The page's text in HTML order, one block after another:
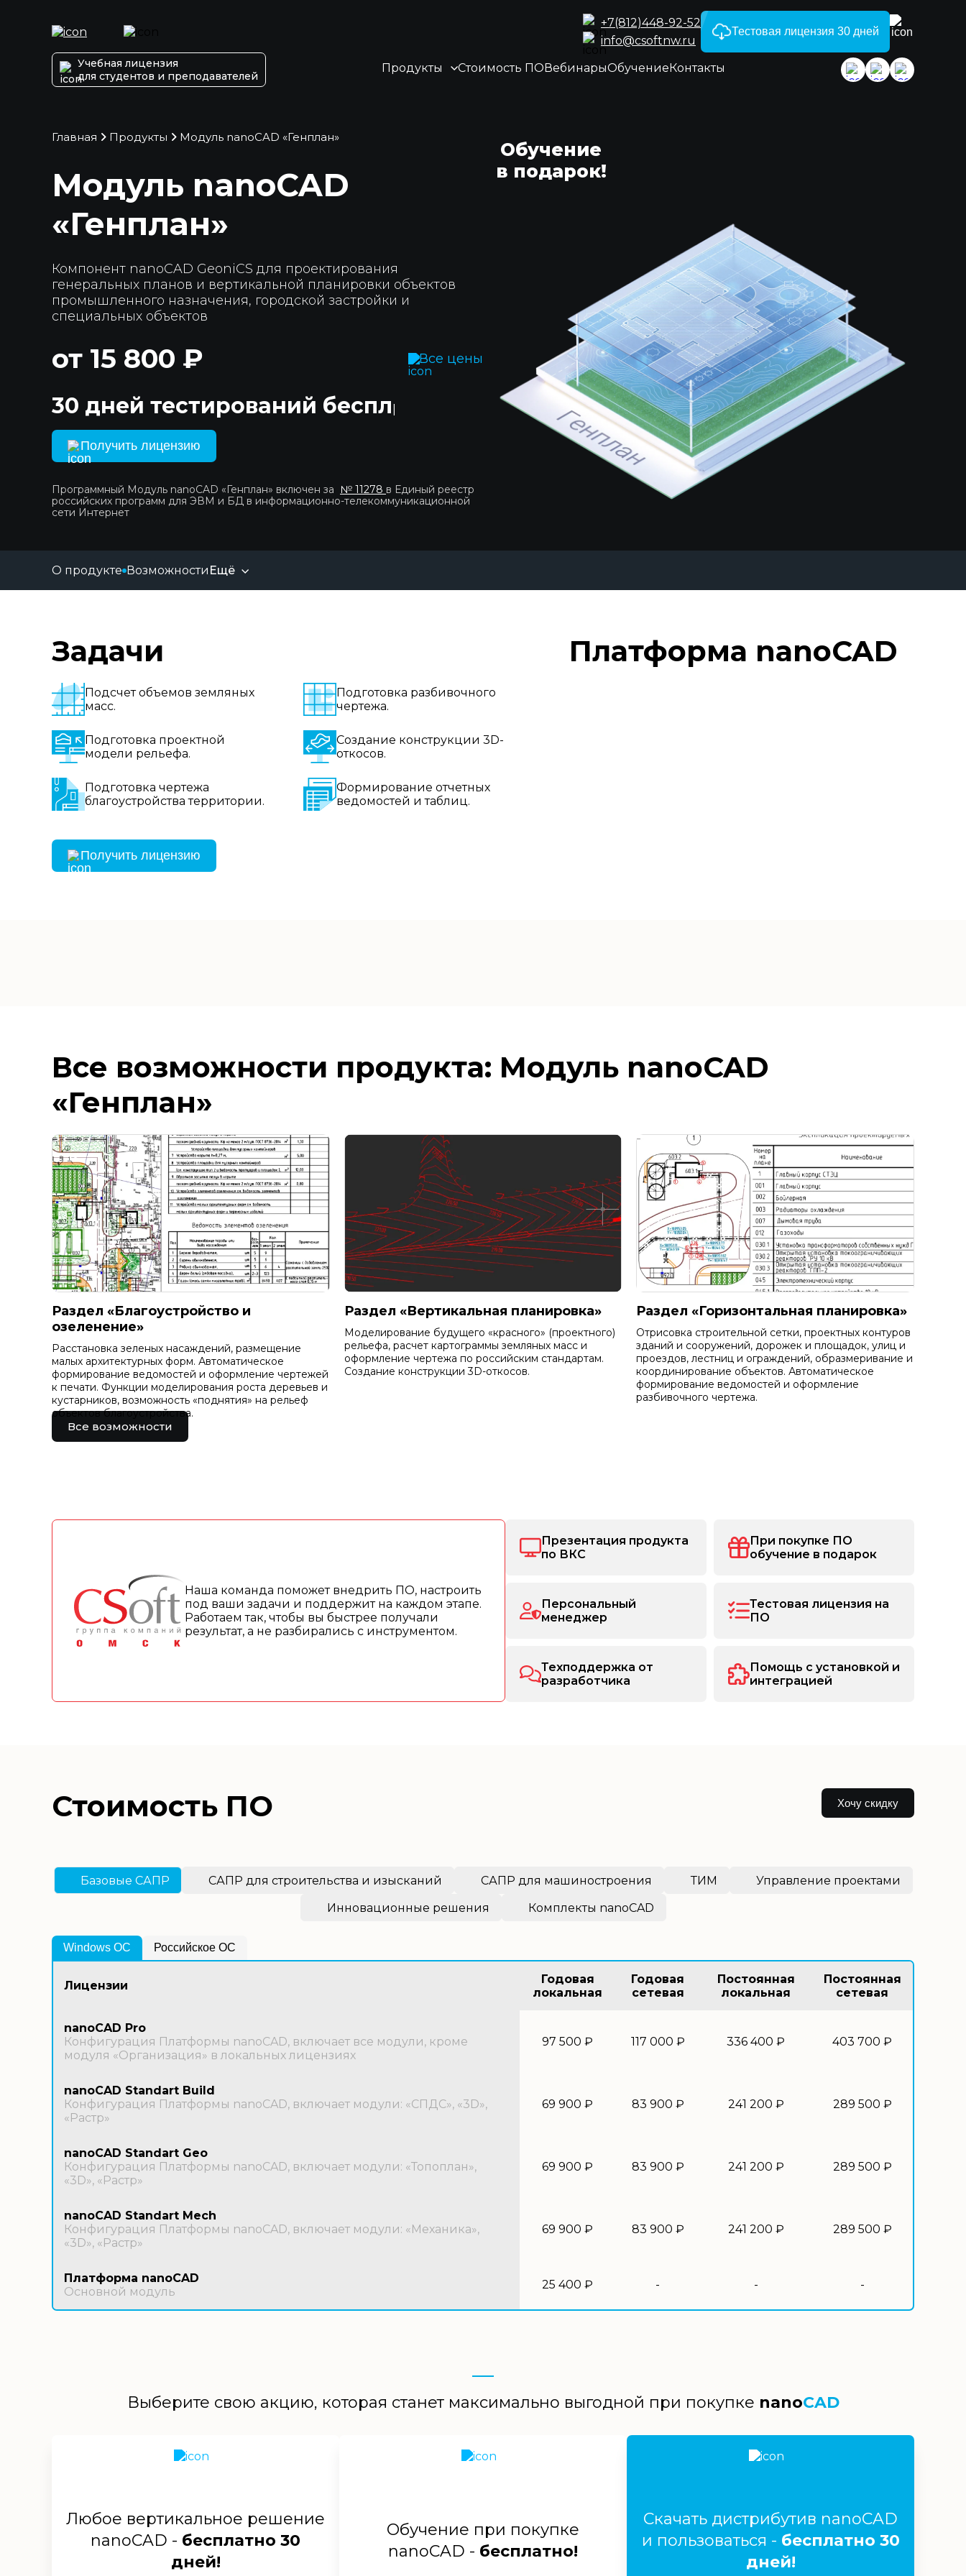
+7(812)448-92-52
info@csoftnw.ru
Тестовая лицензия 30 дней
Учебная лицензия
для студентов и преподавателей
Продукты Стоимость ПОВебинарыОбучениеКонтакты
Главная Продукты Модуль nanoCAD «Генплан»
Модуль nanoCAD
«Генплан»
Обучение
в подарок!
Компонент nanoCAD GeoniCS для проектирования
генеральных планов и вертикальной планировки объектов
промышленного назначения, городской застройки и
специальных объектов
от 15 800 ₽ Все цены
30 дней тестирований бесплатно!
Получить лицензию
Программный Модуль nanoCAD «Генплан» включен за № 11278 в Единый реестр
российских программ для ЭВМ и БД в информационно-телекоммуникационной
сети Интернет
О продукте Возможности Ещё
Задачи
Подсчет объемов земляных
масс.
Подготовка разбивочного
чертежа.
Подготовка проектной
модели рельефа.
Создание конструкции 3D-
откосов.
Подготовка чертежа
благоустройства территории.
Формирование отчетных
ведомостей и таблиц.
Получить лицензию
Платформа nanoCAD
Все возможности продукта: Модуль nanoCAD
«Генплан»
Раздел «Благоустройство и
озеленение»
Расстановка зеленых насаждений, размещение
малых архитектурных форм. Автоматическое
формирование ведомостей и оформление чертежей
к печати. Функции моделирования роста деревьев и
кустарников, возможность «поднятия» на рельеф
объектов благоустройства.
Раздел «Вертикальная планировка»
Моделирование будущего «красного» (проектного)
рельефа, расчет картограммы земляных масс и
оформление чертежа по российским стандартам.
Создание конструкции 3D-откосов.
Раздел «Горизонтальная планировка»
Отрисовка строительной сетки, проектных контуров
зданий и сооружений, дорожек и площадок, улиц и
проездов, лестниц и ограждений, образмеривание и
координирование объектов. Автоматическое
формирование ведомостей и оформление
разбивочного чертежа.
Все возможности
Наша команда поможет внедрить ПО, настроить
под ваши задачи и поддержит на каждом этапе.
Работаем так, чтобы вы быстрее получали
результат, а не разбирались с инструментом.
Презентация продукта
по ВКС
При покупке ПО
обучение в подарок
Персональный
менеджер
Тестовая лицензия на
ПО
Техподдержка от
разработчика
Помощь с установкой и
интеграцией
Стоимость ПО Хочу скидку
Базовые САПР САПР для строительства и изысканий САПР для машиностроения ТИМ
Управление проектами
Инновационные решения
Комплекты nanoCAD
Windows OС Российское ОС
Лицензии
Годовая
локальная
Годовая
сетевая
Постоянная
локальная
Постоянная
сетевая
nanoCAD Pro
Конфигурация Платформы nanoCAD, включает все модули, кроме
модуля «Организация» в локальных лицензиях
97 500 ₽ 117 000 ₽ 336 400 ₽ 403 700 ₽
nanoCAD Standart Build
Конфигурация Платформы nanoCAD, включает модули: «СПДС», «3D»,
«Растр»
69 900 ₽ 83 900 ₽ 241 200 ₽ 289 500 ₽
nanoCAD Standart Geo
Конфигурация Платформы nanoCAD, включает модули: «Топоплан»,
«3D», «Растр»
69 900 ₽ 83 900 ₽ 241 200 ₽ 289 500 ₽
nanoCAD Standart Mech
Конфигурация Платформы nanoCAD, включает модули: «Механика»,
«3D», «Растр»
69 900 ₽ 83 900 ₽ 241 200 ₽ 289 500 ₽
Платформа nanoCAD
Основной модуль
25 400 ₽ - - -
Выберите свою акцию, которая станет максимально выгодной при покупке nanoCAD
Любое вертикальное решение
nanoCAD - бесплатно 30
дней!
Обучение при покупке
nanoCAD - бесплатно!
Скачать дистрибутив nanoCAD
и пользоваться - бесплатно 30
дней!